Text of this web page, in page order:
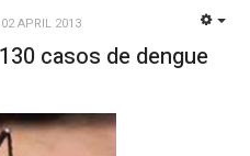
02 APRIL 2013
casos de dengue